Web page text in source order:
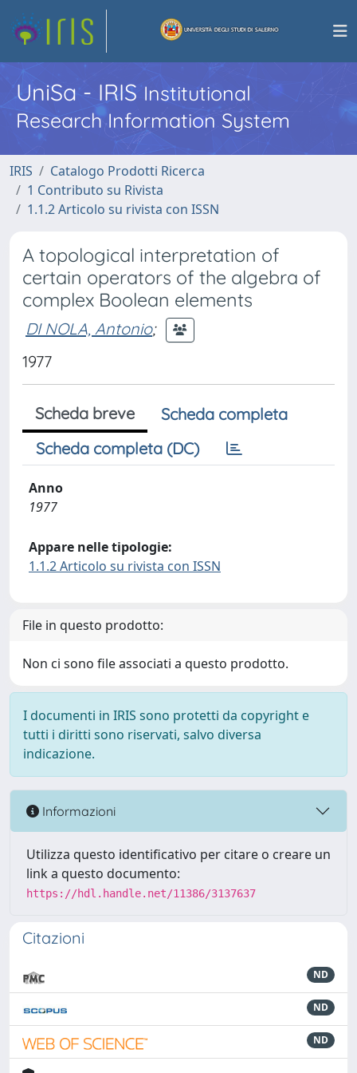
UniSa - IRISInstitutional
Research Information System
IRIS
Catalogo Prodotti Ricerca
1 Contributo su Rivista
1.1.2 Articolo su rivista con ISSN
A topological interpretation of
certain operators of the algebra of
complex Boolean elements
DI NOLA, Antonio;
1977
Scheda breve
Scheda completa
Scheda completa (DC)
Anno
1977
Appare nelle tipologie:
1.1.2 Articolo su rivista con ISSN
File in questo prodotto:
Non ci sono file associati a questo prodotto.
I documenti in IRIS sono protetti da copyright e
tutti i diritti sono riservati, salvo diversa
indicazione.
Informazioni
Utilizza questo identificativo per citare o creare un
link a questo documento:
https://hdl.handle.net/11386/3137637
Citazioni
ND
ND
ND